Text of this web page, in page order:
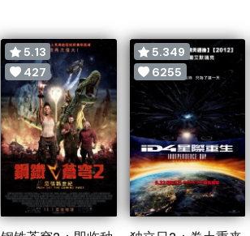
5.13
427
5.349
6255